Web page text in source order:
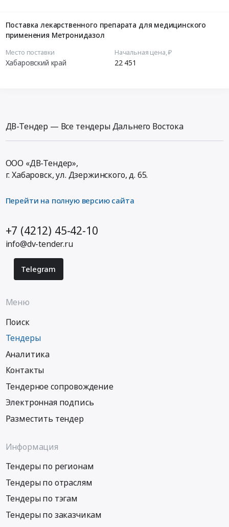
Поставка лекарственного препарата для медицинского
применения Метронидазол
Место поставки
Хабаровский край
Начальная цена, ₽
22 451
ДВ-Тендер — Все тендеры Дальнего Востока
ООО «ДВ-Тендер»,
г. Хабаровск,ул. Дзержинского, д. 65.
Перейти на полную версию сайта
+7 (4212) 45-42-10
info@dv-tender.ru
Telegram
Меню
Поиск
Тендеры
Аналитика
Контакты
Тендерное сопровождение
Электронная подпись
Разместить тендер
Информация
Тендеры по регионам
Тендеры по отраслям
Тендеры по тэгам
Тендеры по заказчикам